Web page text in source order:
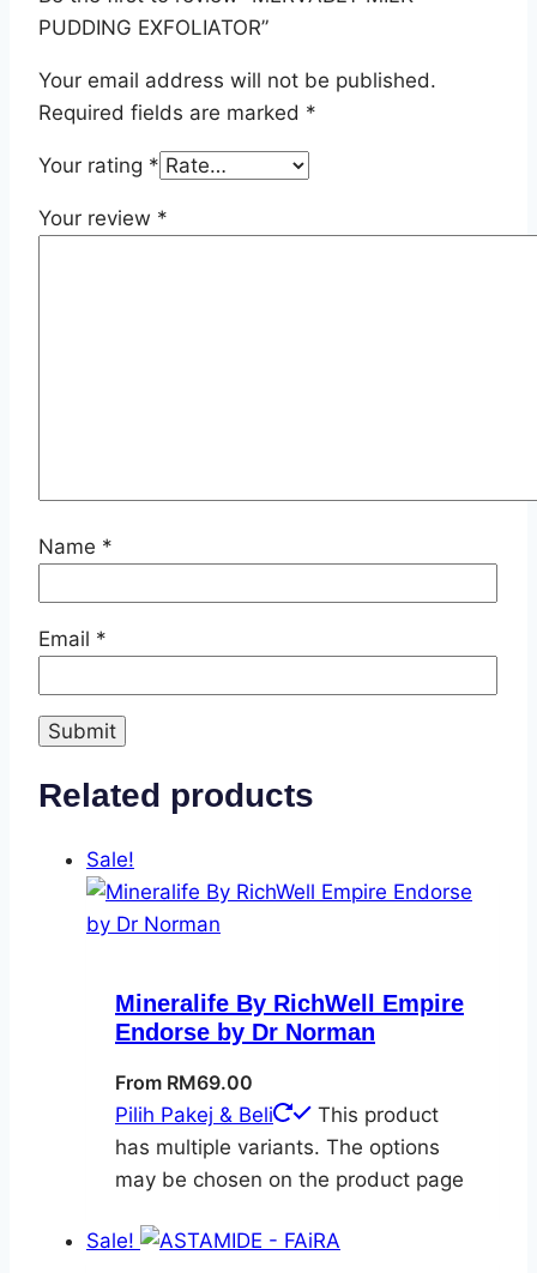
PUDDING EXFOLIATOR”
Your email address will not be published.
Required fields are marked *
Your rating *
Your review *
Name *
Email *
Related products
Sale!
Mineralife By RichWell Empire
Endorse by Dr Norman
From RM69.00
Pilih Pakej & Beli
This product
has multiple variants. The options
may be chosen on the product page
Sale!